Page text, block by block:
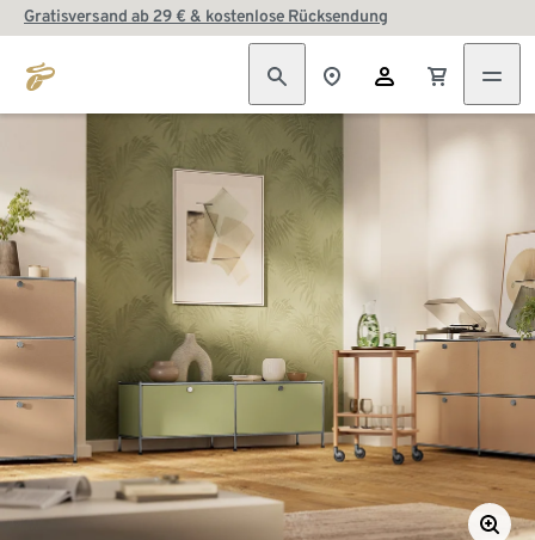
Gratisversand ab 29 € & kostenlose Rücksendung